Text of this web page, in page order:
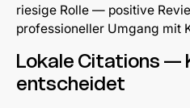
riesige Rolle — positive
professioneller Umgang mit
Lokale Citations —
entscheidet